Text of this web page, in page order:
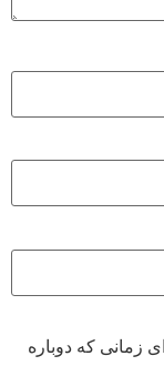
زمانی که دوباره